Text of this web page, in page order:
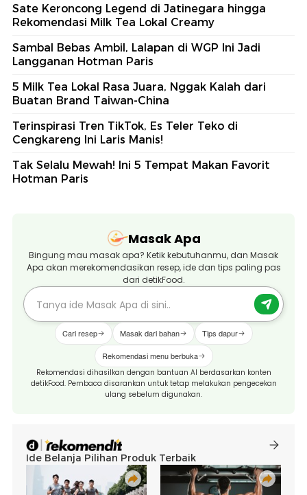
Sate Keroncong Legend di Jatinegara hingga
Rekomendasi Milk Tea Lokal Creamy
Sambal Bebas Ambil, Lalapan di WGP Ini Jadi
Langganan Hotman Paris
5 Milk Tea Lokal Rasa Juara, Nggak Kalah dari
Buatan Brand Taiwan-China
Terinspirasi Tren TikTok, Es Teler Teko di
Cengkareng Ini Laris Manis!
Tak Selalu Mewah! Ini 5 Tempat Makan Favorit
Hotman Paris
Masak Apa
Bingung mau masak apa? Ketik kebutuhanmu, dan Masak
Apa akan merekomendasikan resep, ide dan tips paling pas
dari detikFood.
Cari resep Masak dari bahan Tips dapur
Rekomendasi menu berbuka
Rekomendasi dihasilkan dengan bantuan AI berdasarkan konten
detikFood. Pembaca disarankan untuk tetap melakukan pengecekan
ulang sebelum digunakan.